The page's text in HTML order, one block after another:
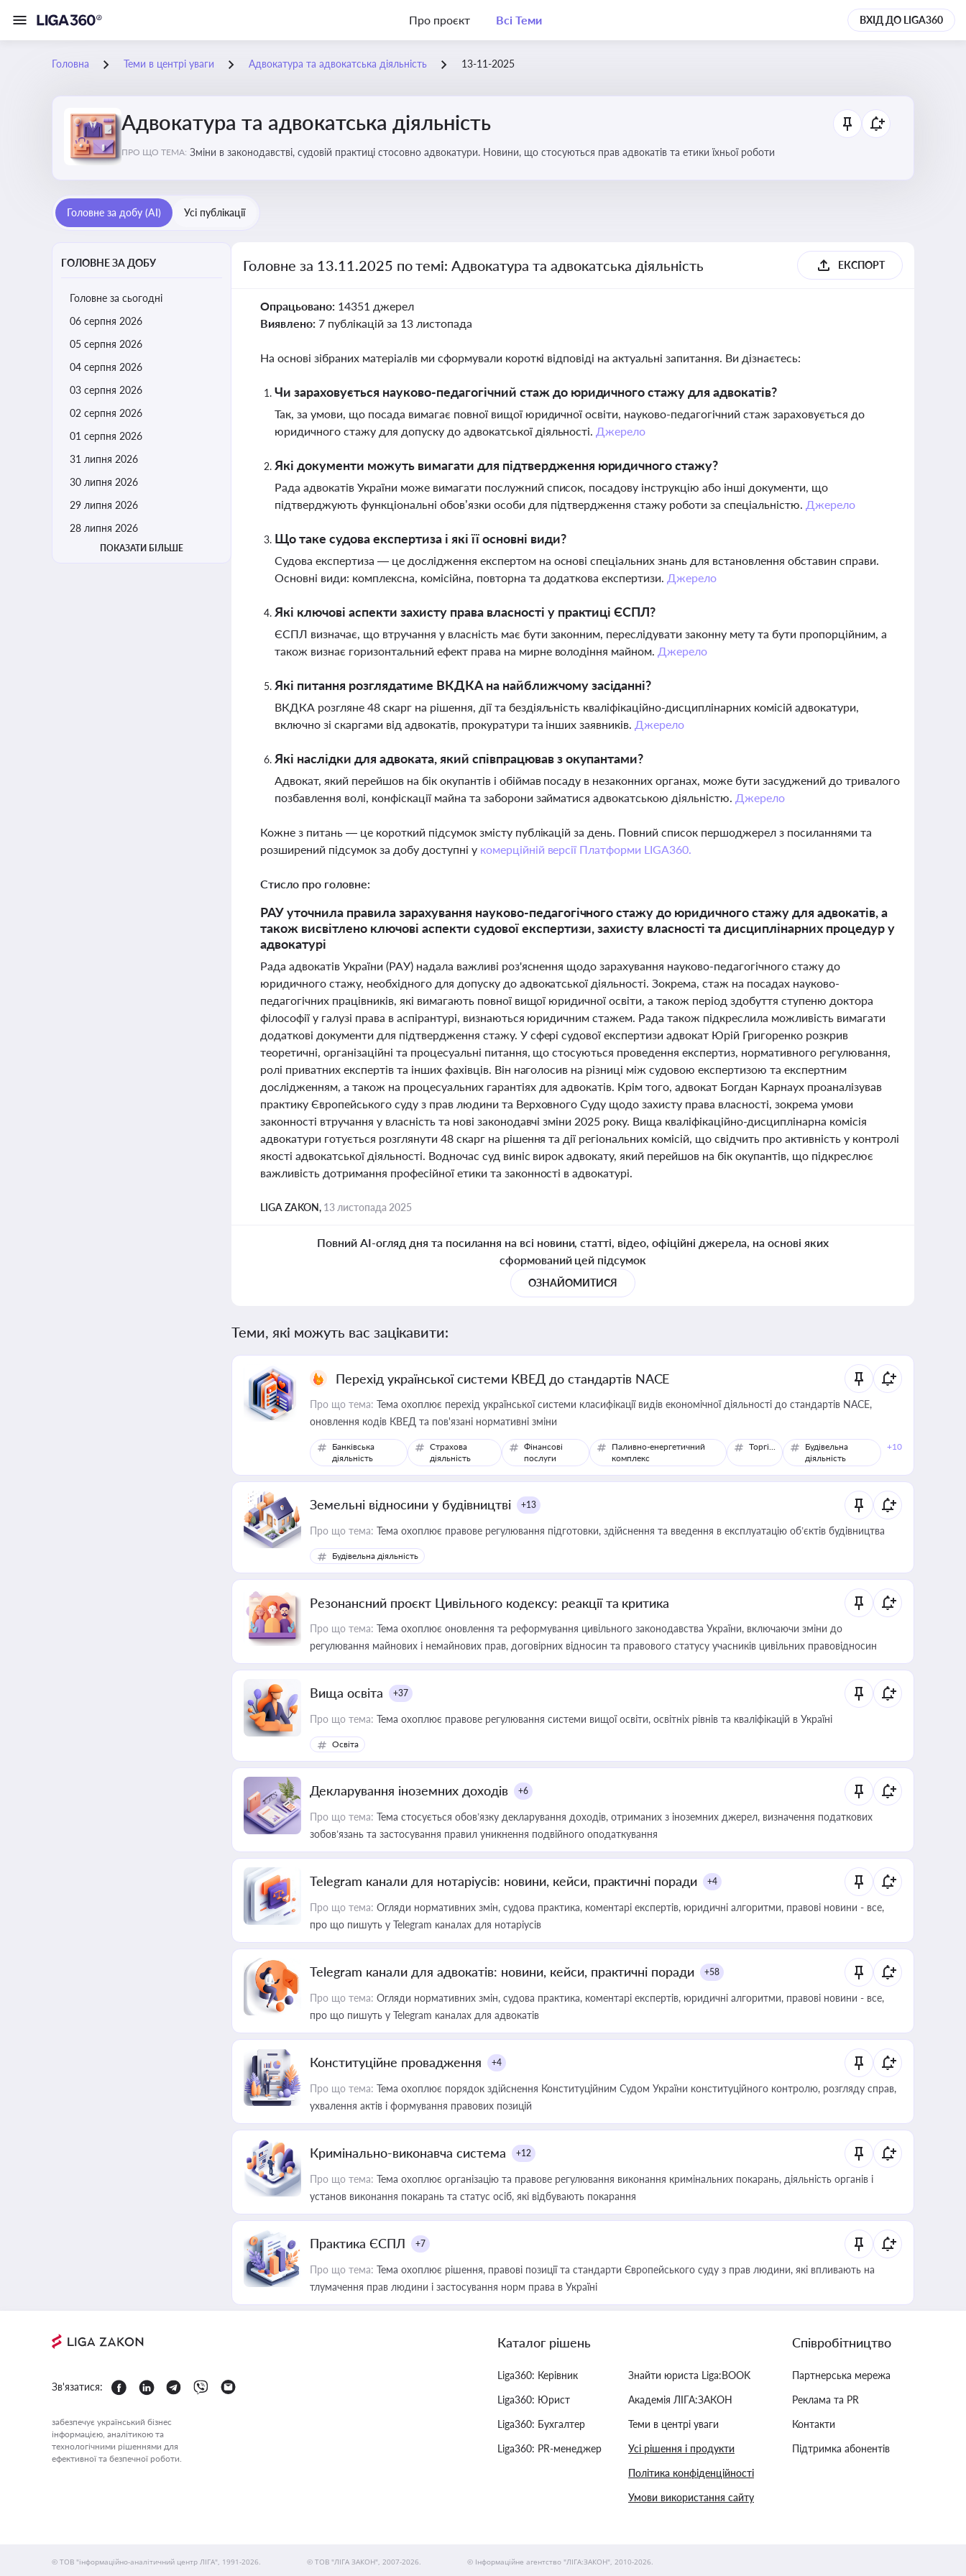
Про проєкт Всі Теми ВХІД ДО LIGA360
Головна Теми в центрі уваги Адвокатура та адвокатська діяльність 13-11-2025
Адвокатура та адвокатська діяльність
ПРО ЩО ТЕМА: Зміни в законодавстві, судовій практиці стосовно адвокатури. Новини, що стосуються прав адвокатів та етики їхньої роботи
Головне за добу (AI) Усі публікації
ГОЛОВНЕ ЗА ДОБУ
Головне за сьогодні
06 серпня 2026
05 серпня 2026
04 серпня 2026
03 серпня 2026
02 серпня 2026
01 серпня 2026
31 липня 2026
30 липня 2026
29 липня 2026
28 липня 2026
ПОКАЗАТИ БІЛЬШЕ
Головне за 13.11.2025 по темі: Адвокатура та адвокатська діяльність ЕКСПОРТ
Опрацьовано: 14351 джерел
Виявлено: 7 публікацій за 13 листопада
На основі зібраних матеріалів ми сформували короткі відповіді на актуальні запитання. Ви дізнаєтесь:
Чи зараховується науково-педагогічний стаж до юридичного стажу для адвокатів?
Так, за умови, що посада вимагає повної вищої юридичної освіти, науково-педагогічний стаж зараховується до
юридичного стажу для допуску до адвокатської діяльності. Джерело
Які документи можуть вимагати для підтвердження юридичного стажу?
Рада адвокатів України може вимагати послужний список, посадову інструкцію або інші документи, що
підтверджують функціональні обов’язки особи для підтвердження стажу роботи за спеціальністю. Джерело
Що таке судова експертиза і які її основні види?
Судова експертиза — це дослідження експертом на основі спеціальних знань для встановлення обставин справи.
Основні види: комплексна, комісійна, повторна та додаткова експертизи. Джерело
Які ключові аспекти захисту права власності у практиці ЄСПЛ?
ЄСПЛ визначає, що втручання у власність має бути законним, переслідувати законну мету та бути пропорційним, а
також визнає горизонтальний ефект права на мирне володіння майном. Джерело
Які питання розглядатиме ВКДКА на найближчому засіданні?
ВКДКА розгляне 48 скарг на рішення, дії та бездіяльність кваліфікаційно-дисциплінарних комісій адвокатури,
включно зі скаргами від адвокатів, прокуратури та інших заявників. Джерело
Які наслідки для адвоката, який співпрацював з окупантами?
Адвокат, який перейшов на бік окупантів і обіймав посаду в незаконних органах, може бути засуджений до тривалого
позбавлення волі, конфіскації майна та заборони займатися адвокатською діяльністю. Джерело
Кожне з питань — це короткий підсумок змісту публікацій за день. Повний список першоджерел з посиланнями та
розширений підсумок за добу доступні у комерційній версії Платформи LIGA360.
Стисло про головне:
РАУ уточнила правила зарахування науково-педагогічного стажу до юридичного стажу для адвокатів, а
також висвітлено ключові аспекти судової експертизи, захисту власності та дисциплінарних процедур у
адвокатурі
Рада адвокатів України (РАУ) надала важливі роз'яснення щодо зарахування науково-педагогічного стажу до
юридичного стажу, необхідного для допуску до адвокатської діяльності. Зокрема, стаж на посадах науково-
педагогічних працівників, які вимагають повної вищої юридичної освіти, а також період здобуття ступеню доктора
філософії у галузі права в аспірантурі, визнаються юридичним стажем. Рада також підкреслила можливість вимагати
додаткові документи для підтвердження стажу. У сфері судової експертизи адвокат Юрій Григоренко розкрив
теоретичні, організаційні та процесуальні питання, що стосуються проведення експертиз, нормативного регулювання,
ролі приватних експертів та інших фахівців. Він наголосив на різниці між судовою експертизою та експертним
дослідженням, а також на процесуальних гарантіях для адвокатів. Крім того, адвокат Богдан Карнаух проаналізував
практику Європейського суду з прав людини та Верховного Суду щодо захисту права власності, зокрема умови
законності втручання у власність та нові законодавчі зміни 2025 року. Вища кваліфікаційно-дисциплінарна комісія
адвокатури готується розглянути 48 скарг на рішення та дії регіональних комісій, що свідчить про активність у контролі
якості адвокатської діяльності. Водночас суд виніс вирок адвокату, який перейшов на бік окупантів, що підкреслює
важливість дотримання професійної етики та законності в адвокатурі.
LIGA ZAKON, 13 листопада 2025
Повний AI-огляд дня та посилання на всі новини, статті, відео, офіційні джерела, на основі яких
сформований цей підсумок
ОЗНАЙОМИТИСЯ
Теми, які можуть вас зацікавити:
Перехід української системи КВЕД до стандартів NACE
Про що тема: Тема охоплює перехід української системи класифікації видів економічної діяльності до стандартів NACE,
оновлення кодів КВЕД та пов'язані нормативні зміни
Банківська
діяльність
Страхова
діяльність
Фінансові
послуги
Паливно-енергетичний
комплекс
Торгівля
Будівельна
діяльність
+10
Земельні відносини у будівництві +13
Про що тема: Тема охоплює правове регулювання підготовки, здійснення та введення в експлуатацію об’єктів будівництва
Будівельна діяльність
Резонансний проєкт Цивільного кодексу: реакції та критика
Про що тема: Тема охоплює оновлення та реформування цивільного законодавства України, включаючи зміни до
регулювання майнових і немайнових прав, договірних відносин та правового статусу учасників цивільних правовідносин
Вища освіта +37
Про що тема: Тема охоплює правове регулювання системи вищої освіти, освітніх рівнів та кваліфікацій в Україні
Освіта
Декларування іноземних доходів +6
Про що тема: Тема стосується обов’язку декларування доходів, отриманих з іноземних джерел, визначення податкових
зобов’язань та застосування правил уникнення подвійного оподаткування
Telegram канали для нотаріусів: новини, кейси, практичні поради +4
Про що тема: Огляди нормативних змін, судова практика, коментарі експертів, юридичні алгоритми, правові новини - все,
про що пишуть у Telegram каналах для нотаріусів
Telegram канали для адвокатів: новини, кейси, практичні поради +58
Про що тема: Огляди нормативних змін, судова практика, коментарі експертів, юридичні алгоритми, правові новини - все,
про що пишуть у Telegram каналах для адвокатів
Конституційне провадження +4
Про що тема: Тема охоплює порядок здійснення Конституційним Судом України конституційного контролю, розгляду справ,
ухвалення актів і формування правових позицій
Кримінально-виконавча система +12
Про що тема: Тема охоплює організацію та правове регулювання виконання кримінальних покарань, діяльність органів і
установ виконання покарань та статус осіб, які відбувають покарання
Практика ЄСПЛ +7
Про що тема: Тема охоплює рішення, правові позиції та стандарти Європейського суду з прав людини, які впливають на
тлумачення прав людини і застосування норм права в Україні
Зв'язатися:
забезпечує український бізнес
інформацією, аналітикою та
технологічними рішеннями для
ефективної та безпечної роботи.
Каталог рішень
Liga360: Керівник
Liga360: Юрист
Liga360: Бухгалтер
Liga360: PR-менеджер
Знайти юриста Liga:BOOK
Академія ЛІГА:ЗАКОН
Теми в центрі уваги
Усі рішення і продукти
Політика конфіденційності
Умови використання сайту
Співробітництво
Партнерська мережа
Реклама та PR
Контакти
Підтримка абонентів
© ТОВ "інформаційно-аналітичний центр ЛІГА", 1991-2026. © ТОВ "ЛІГА ЗАКОН", 2007-2026. © Інформаційне агентство "ЛІГА:ЗАКОН", 2010-2026.